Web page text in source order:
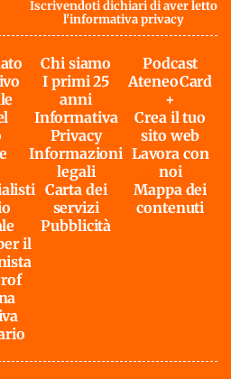
Iscrivendoti dichiari di aver letto
l'informativa privacy
il
Chi siamo
I primi 25
anni
Informativa
Privacy
Informazioni
legali
Carta dei
servizi
Pubblicità
Podcast
AteneoCard
+
Crea il tuo
sito web
Lavora con
noi
Mappa dei
contenuti